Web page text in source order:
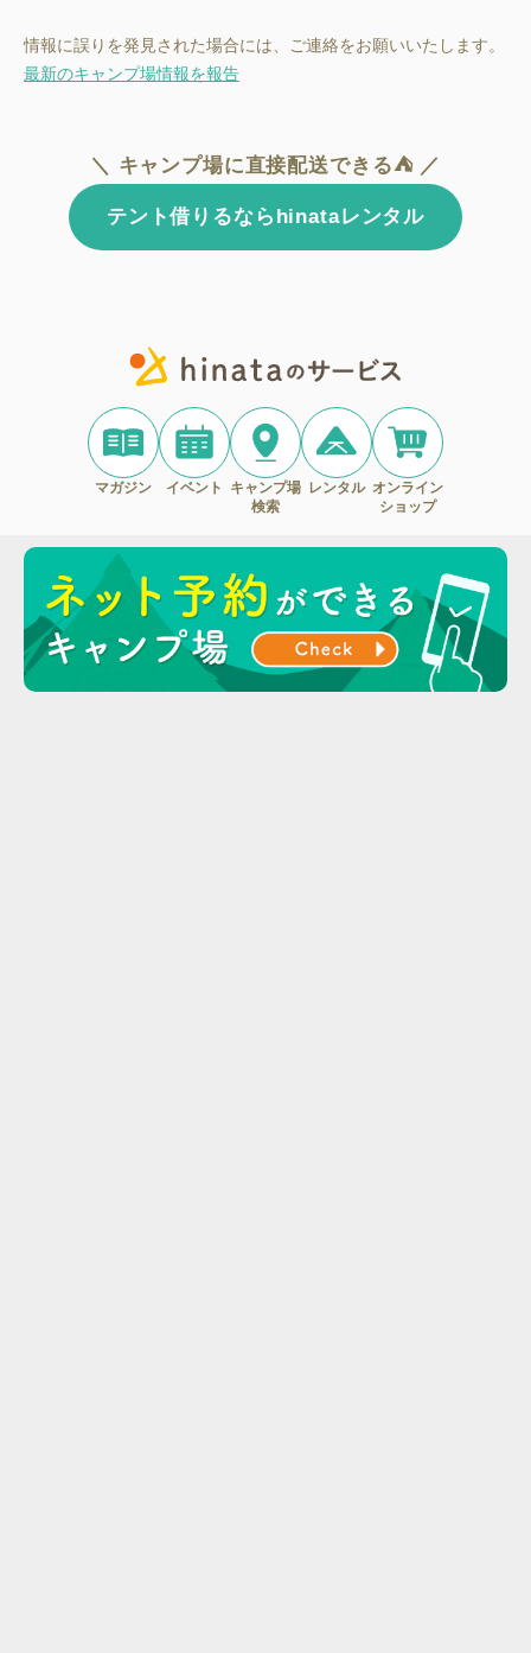
情報に誤りを発見された場合には、ご連絡をお願いいたします。
最新のキャンプ場情報を報告
＼ キャンプ場に直接配送できる⛺ ／
テント借りるならhinataレンタル
マガジン イベント
キャンプ場
検索
レンタル オンライン
ショップ